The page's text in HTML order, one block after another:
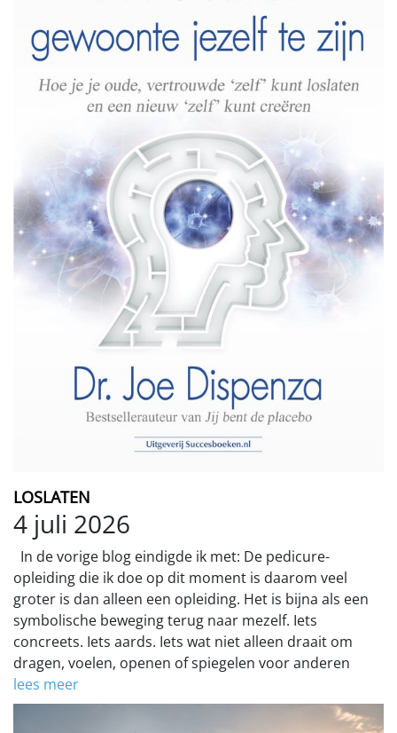
LOSLATEN
4 juli 2026
In de vorige blog eindigde ik met: De pedicure-
opleiding die ik doe op dit moment is daarom veel
groter is dan alleen een opleiding. Het is bijna als een
symbolische beweging terug naar mezelf. Iets
concreets. Iets aards. Iets wat niet alleen draait om
dragen, voelen, openen of spiegelen voor anderen
lees meer